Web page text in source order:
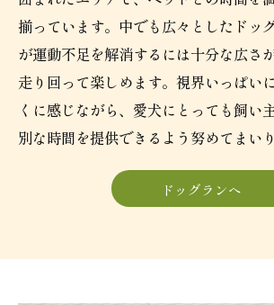
揃っています。中でも広々としたドッ
が運動不足を解消するには十分な広さ
走り回って楽しめます。視界いっぱい
くに感じながら、愛犬にとっても飼い
別な時間を提供できるよう努めてまいり
ドッグランへ